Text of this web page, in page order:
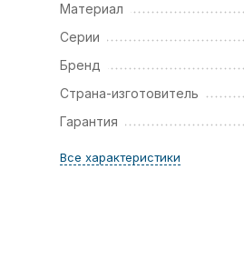
Материал
Серии
Бренд
Страна-изготовитель
Гарантия
Все характеристики